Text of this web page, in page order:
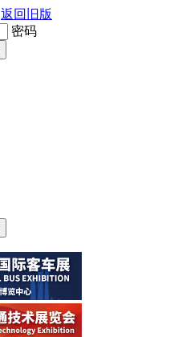
返回旧版
密码